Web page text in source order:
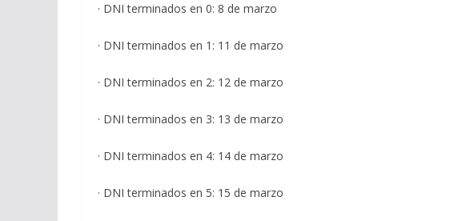
· DNI terminados en 0: 8 de marzo
· DNI terminados en 1: 11 de marzo
· DNI terminados en 2: 12 de marzo
· DNI terminados en 3: 13 de marzo
· DNI terminados en 4: 14 de marzo
· DNI terminados en 5: 15 de marzo